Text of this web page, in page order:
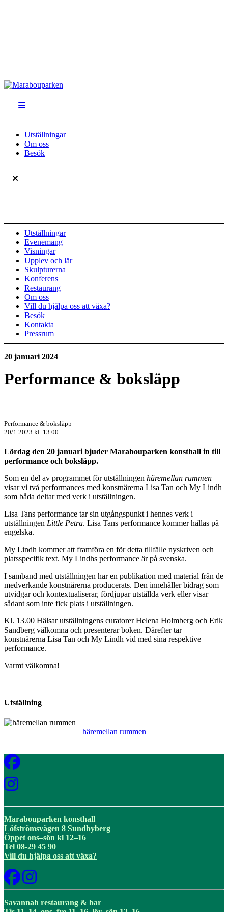
Utställningar
Om oss
Besök
Utställningar
Evenemang
Visningar
Upplev och lär
Skulpturerna
Konferens
Restaurang
Om oss
Vill du hjälpa oss att växa?
Besök
Kontakta
Pressrum
20 januari 2024
Performance & boksläpp
Performance & boksläpp
20/1 2023 kl. 13.00
Lördag den 20 januari bjuder Marabouparken konsthall in till
performance och boksläpp.
Som en del av programmet för utställningen häremellan rummen
visar vi två performances med konstnärerna Lisa Tan och My Lindh
som båda deltar med verk i utställningen.
Lisa Tans performance tar sin utgångspunkt i hennes verk i
utställningen Little Petra. Lisa Tans performance kommer hållas på
engelska.
My Lindh kommer att framföra en för detta tillfälle nyskriven och
platsspecifik text. My Lindhs performance är på svenska.
I samband med utställningen har en publikation med material från de
medverkande konstnärerna producerats. Den innehåller bidrag som
utvidgar och kontextualiserar, fördjupar utställda verk eller visar
sådant som inte fick plats i utställningen.
Kl. 13.00 Hälsar utställningens curatorer Helena Holmberg och Erik
Sandberg välkomna och presenterar boken. Därefter tar
konstnärerna Lisa Tan och My Lindh vid med sina respektive
performance.
Varmt välkomna!
Utställning
häremellan rummen
Marabouparken konsthall
Löfströmsvägen 8 Sundbyberg
Öppet ons–sön kl 12–16
Tel 08-29 45 90
Vill du hjälpa oss att växa?
Savannah restaurang & bar